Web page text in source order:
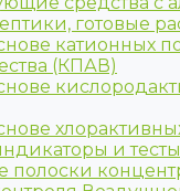
готовые
катионных
(КПАВ)
и тесты
полоски